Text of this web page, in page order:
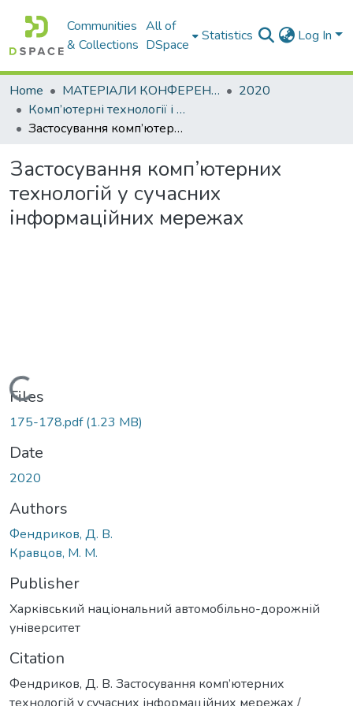
Communities
& Collections
All of
DSpace
Statistics Log In
Home МАТЕРІАЛИ КОНФЕРЕНЦІЙ
2020
Комп’ютерні технології і мехатроніка
Застосування комп’ютерних технологій у сучасних інформаційних мережах
Застосування комп’ютерних
технологій у сучасних
інформаційних мережах
Loading...
Files
175-178.pdf(1.23 MB)
Date
2020
Authors
Фендриков, Д. В.
Кравцов, М. М.
Publisher
Харківський національний автомобільно-дорожній
університет
Citation
Фендриков, Д. В. Застосування комп’ютерних